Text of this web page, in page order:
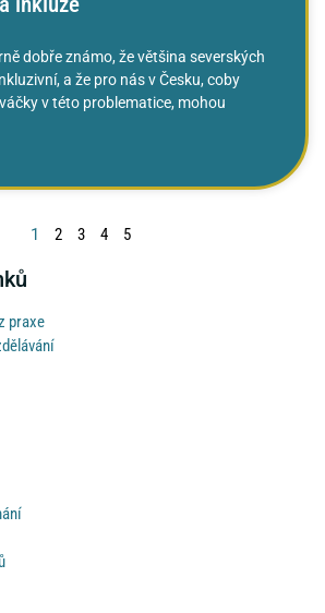
dobře známo, že většina severských
a že pro nás v Česku, coby
v této problematice, mohou
1 2 3 4 5
praxe